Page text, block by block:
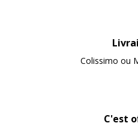
Colissimo ou
C'est